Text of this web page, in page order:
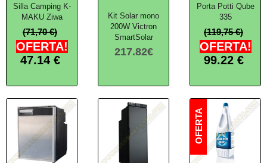
Silla Camping K-
MAKU Ziwa
(71,70 €)
OFERTA!
47.14 €
Kit Solar mono
200W Victron
SmartSolar
217.82€
Porta Potti Qube
335
(119,75 €)
OFERTA!
99.22 €